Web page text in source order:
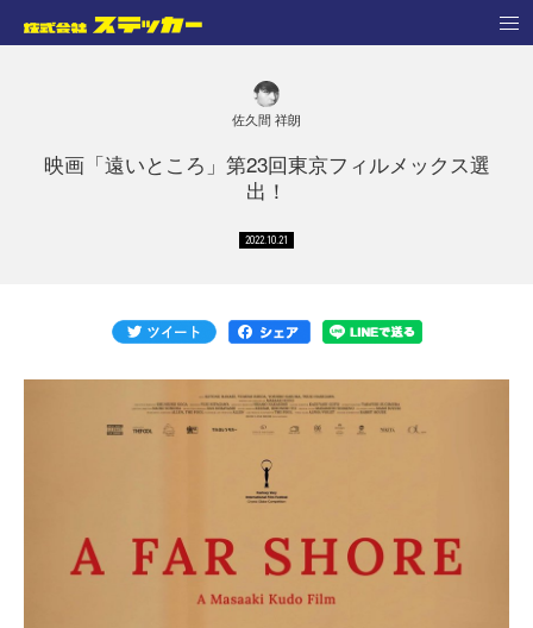
佐久間 祥朗
映画「遠いところ」第23回東京フィルメックス選
出！
2022.10.21